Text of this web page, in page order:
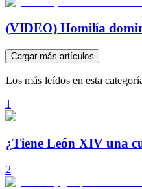
(VIDEO) Homilía
Cargar más artículos
Los más leídos en esta
1
¿Tiene León XIV una
2